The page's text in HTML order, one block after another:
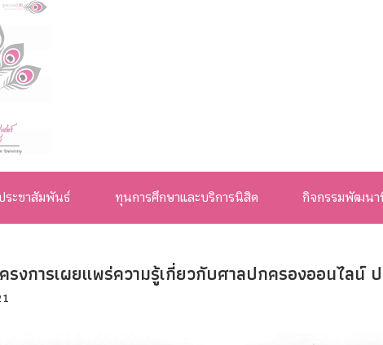
ร์
ณ์
ระชาสัมพันธ์ ทุนการศึกษาและบริการนิสิต กิจกรรมพัฒนา
รงการเผยแพร่ความรู้เกี่ยวกับศาลปกครองออนไลน์